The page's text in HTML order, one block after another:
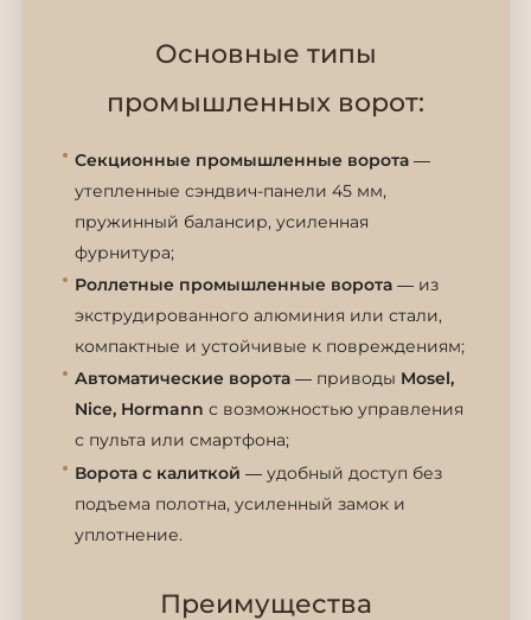
Основные типы
промышленных ворот:
Секционные промышленные ворота —
утепленные сэндвич-панели 45 мм,
пружинный балансир, усиленная
фурнитура;
Роллетные промышленные ворота — из
экструдированного алюминия или стали,
компактные и устойчивые к повреждениям;
Автоматические ворота — приводы Mosel,
Nice, Hormann с возможностью управления
с пульта или смартфона;
Ворота с калиткой — удобный доступ без
подъема полотна, усиленный замок и
уплотнение.
Преимущества